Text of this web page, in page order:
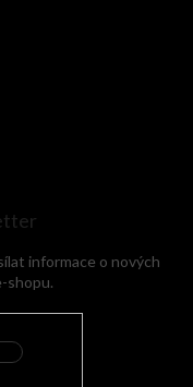
informace o nových
shopu.